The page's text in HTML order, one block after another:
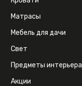
Матрасы
Мебель для дачи
Свет
Предметы интерьера
Акции